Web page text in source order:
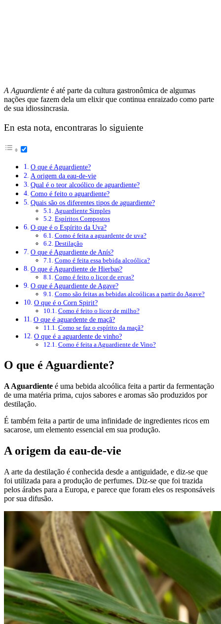
A Aguardiente é até parte da cultura gastronômica de algumas
nações que fazem dela um elixir que continua enraizado como parte
de sua idiossincrasia.
En esta nota, encontraras lo siguiente
O que é Aguardiente?
A origem da eau-de-vie
Qual é o teor alcoólico de aguardiente?
Como é feito o aguardiente?
Quais são os diferentes tipos de aguardiente?
Aguardiente Simples
Espíritos Compostos
O que é o Espírito da Uva?
Como é feita a aguardente de uva?
Destilação
O que é Aguardiente de Anís?
Como é feita essa bebida alcoólica?
O que é Aguardiente de Hierbas?
Como é feito o licor de ervas?
O que é Aguardiente de Agave?
Como são feitas as bebidas alcoólicas a partir do Agave?
O que é o Corn Spirit?
Como é feito o licor de milho?
O que é aguardente de maçã?
Como se faz o espírito da maçã?
O que é a aguardente de vinho?
Como é feita a Aguardiente de Vino?
O que é Aguardiente?
A Aguardiente é uma bebida alcoólica feita a partir da fermentação
de uma matéria prima, cujos sabores e aromas são produzidos por
destilação.
É também feita a partir de uma infinidade de ingredientes ricos em
sacarose, um elemento essencial em sua produção.
A origem da eau-de-vie
A arte da destilação é conhecida desde a antiguidade, e diz-se que
foi utilizada para a produção de perfumes. Diz-se que foi trazida
pelos árabes para a Europa, e parece que foram eles os responsáveis
por sua difusão.